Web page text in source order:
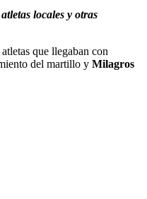
locales y otras
que llegaban con
del martillo y Milagros